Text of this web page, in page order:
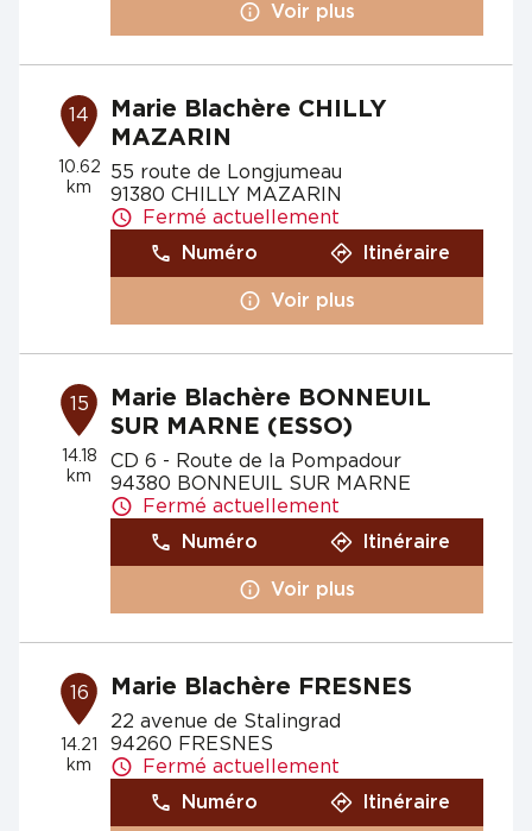
Voir plus
14
10.62
km
Marie Blachère CHILLY
MAZARIN
55 route de Longjumeau
91380 CHILLY MAZARIN
Fermé actuellement
Numéro
Itinéraire
Voir plus
15
14.18
km
Marie Blachère BONNEUIL
SUR MARNE (ESSO)
CD 6 - Route de la Pompadour
94380 BONNEUIL SUR MARNE
Fermé actuellement
Numéro
Itinéraire
Voir plus
16
14.21
km
Marie Blachère FRESNES
22 avenue de Stalingrad
94260 FRESNES
Fermé actuellement
Numéro
Itinéraire